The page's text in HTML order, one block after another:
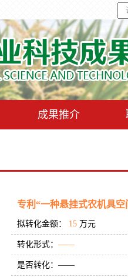
成果推介
专利“一种悬挂式农机具空
拟转化金额： 15 万元
转化形式： ——
是否转化：——